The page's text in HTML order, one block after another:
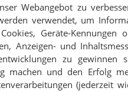
Webangebot zu
verwendet, um
Geräte-Kennungen
Anzeigen- und
zu gewinnen
machen und den Erfolg
(jederzeit
Millionen Euro
Mehr »